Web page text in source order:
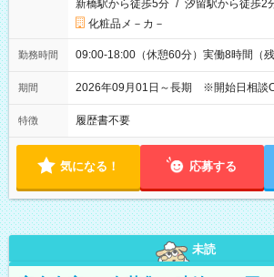
新橋駅から徒歩5分 / 汐留駅から徒歩2
化粧品メ－カ－
勤務時間 09:00-18:00（休憩60分）実働8時間（残
期間 2026年09月01日～長期 ※開始日相談
特徴 履歴書不要
気になる！ 応募する
未読